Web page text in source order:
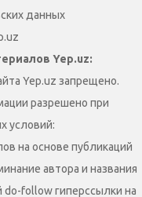
данных
Yep.uz:
Yep.uz запрещено.
разрешено при
условий:
на основе публикаций
автора и названия
do-follow гиперссылки на